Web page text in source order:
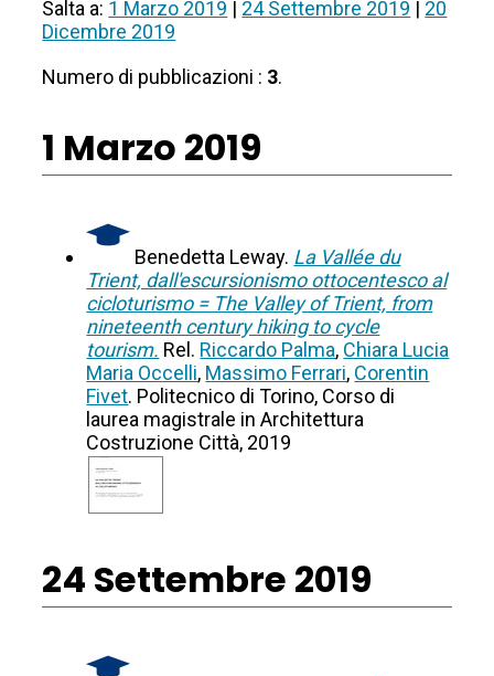
Salta a: 1 Marzo 2019 | 24 Settembre 2019 | 20
Dicembre 2019
Numero di pubblicazioni : 3.
1 Marzo 2019
Benedetta Leway. La Vallée du
Trient, dall'escursionismo ottocentesco al
cicloturismo = The Valley of Trient, from
nineteenth century hiking to cycle
tourism. Rel. Riccardo Palma, Chiara Lucia
Maria Occelli, Massimo Ferrari, Corentin
Fivet. Politecnico di Torino, Corso di
laurea magistrale in Architettura
Costruzione Città, 2019
24 Settembre 2019